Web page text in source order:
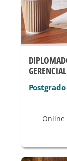
GERENCIAL
Postgrado
Online